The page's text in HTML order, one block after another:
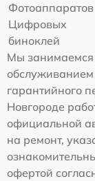
Фотоаппаратов
Цифровых
биноклей
Мы занимаемся
обслуживанием
гарантийного
Новгороде
официальной
на ремонт,
офертой